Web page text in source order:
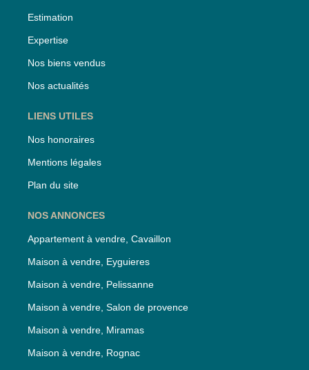
Estimation
Expertise
Nos biens vendus
Nos actualités
LIENS UTILES
Nos honoraires
Mentions légales
Plan du site
NOS ANNONCES
Appartement à vendre, Cavaillon
Maison à vendre, Eyguieres
Maison à vendre, Pelissanne
Maison à vendre, Salon de provence
Maison à vendre, Miramas
Maison à vendre, Rognac